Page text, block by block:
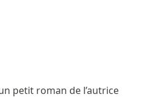
petit roman de l’autrice